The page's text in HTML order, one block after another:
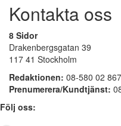
Kontakta oss
8 Sidor
Drakenbergsgatan 39
117 41 Stockholm
Redaktionen: 08-580 02 867
Prenumerera/Kundtjänst:
Följ oss: